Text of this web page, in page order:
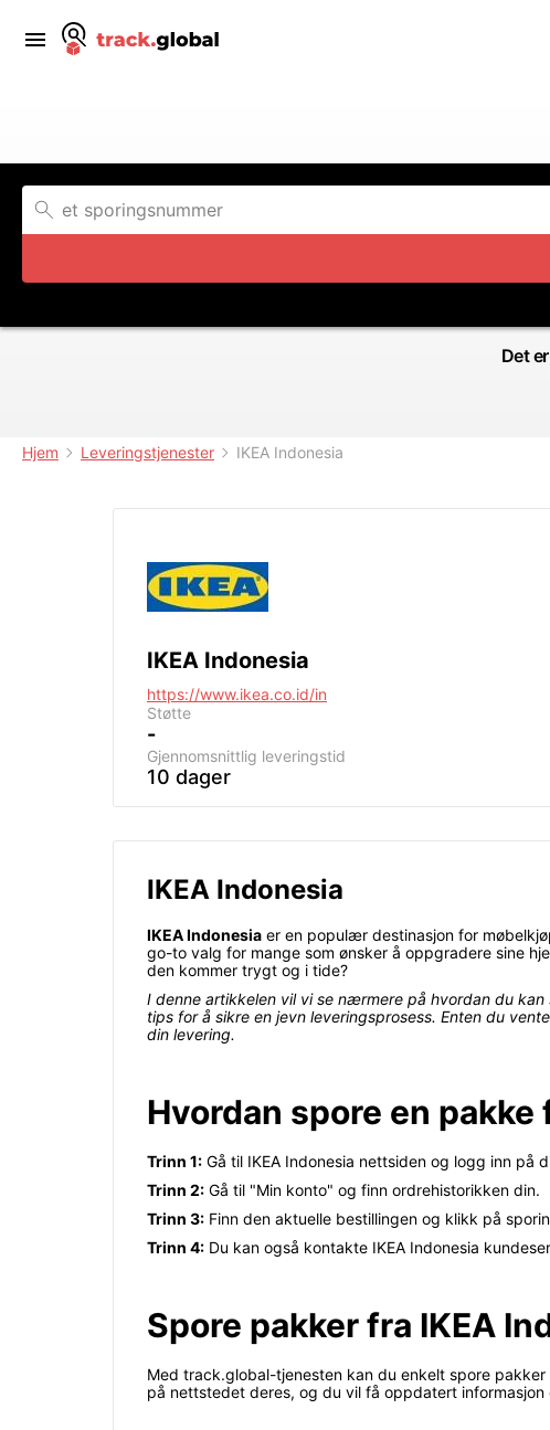
Det
Hjem Leveringstjenester IKEA Indonesia
IKEA Indonesia
https://www.ikea.co.id/in
Støtte
-
Gjennomsnittlig leveringstid
10 dager
IKEA Indonesia
IKEA Indonesia er en populær destinasjon for
go-to valg for mange som ønsker å oppgradere sine
den kommer trygt og i tide?
I denne artikkelen vil vi se nærmere på hvordan du
tips for å sikre en jevn leveringsprosess. Enten du
din levering.
Hvordan spore en pakke
Trinn 1: Gå til IKEA Indonesia nettsiden og logg inn på
Trinn 2: Gå til "Min konto" og finn ordrehistorikken din.
Trinn 3: Finn den aktuelle bestillingen og klikk på
Trinn 4: Du kan også kontakte IKEA Indonesia
Spore pakker fra IKEA
Med track.global-tjenesten kan du enkelt spore
på nettstedet deres, og du vil få oppdatert